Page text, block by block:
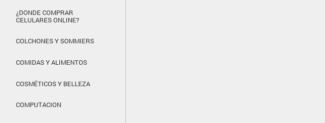
¿DONDE COMPRAR
CELULARES ONLINE?
COLCHONES Y SOMMIERS
COMIDAS Y ALIMENTOS
COSMÉTICOS Y BELLEZA
COMPUTACION